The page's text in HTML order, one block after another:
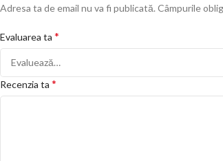
Adresa ta de email nu va fi publicată. Câmpurile
Evaluarea ta *
Recenzia ta *